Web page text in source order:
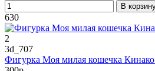
В
630
2
3d_707
Фигурка Моя милая кошечка